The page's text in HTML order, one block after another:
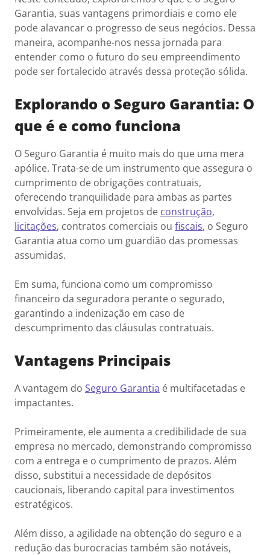
Garantia, suas vantagens primordiais e como ele
pode alavancar o progresso de seus negócios. Dessa
maneira, acompanhe-nos nessa jornada para
entender como o futuro do seu empreendimento
pode ser fortalecido através dessa proteção sólida.
Explorando o Seguro Garantia: O
que é e como funciona
O Seguro Garantia é muito mais do que uma mera
apólice. Trata-se de um instrumento que assegura o
cumprimento de obrigações contratuais,
oferecendo tranquilidade para ambas as partes
envolvidas. Seja em projetos de construção,
licitações, contratos comerciais ou fiscais, o Seguro
Garantia atua como um guardião das promessas
assumidas.
Em suma, funciona como um compromisso
financeiro da seguradora perante o segurado,
garantindo a indenização em caso de
descumprimento das cláusulas contratuais.
Vantagens Principais
A vantagem do Seguro Garantia é multifacetadas e
impactantes.
Primeiramente, ele aumenta a credibilidade de sua
empresa no mercado, demonstrando compromisso
com a entrega e o cumprimento de prazos. Além
disso, substitui a necessidade de depósitos
caucionais, liberando capital para investimentos
estratégicos.
Além disso, a agilidade na obtenção do seguro e a
redução das burocracias também são notáveis,